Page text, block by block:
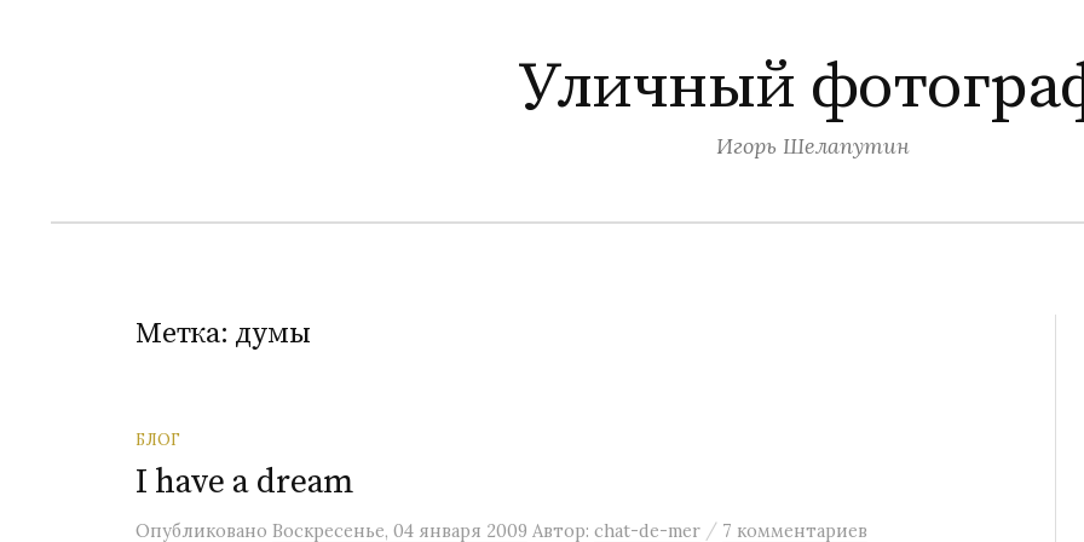
и
Уличный
Игорь Шелапутин
Метка: думы
БЛОГ
I have a dream
Опубликовано Воскресенье, 04 января 2009 Автор: chat-de-mer / 7 комментариев